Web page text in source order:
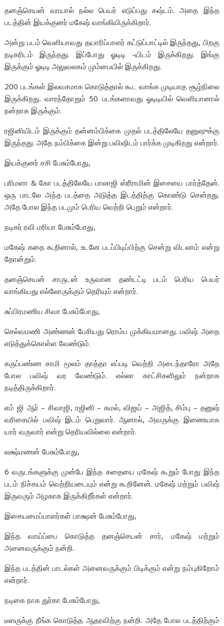
தனஞ்செயன் வாயால் நல்ல பெயர் எடுப்பது கஷ்டம். அதை இந்த
படத்தின் இயக்குனர் மகேஷ் வாங்கியிருக்கிறார்.
அன்று படம் வெளியாவது தயாரிப்பாளர் கட்டுப்பாட்டில் இருந்தது, பிறகு
நடிகரிடம் இருந்தது. இப்போது ஓடிடி -யிடம் இருக்கிறது. இங்கு
இருக்கும் ஓடிடி அலுவலகம் மும்பையில் இருக்கிறது.
200 படங்கள் இலவசமாக கொடுத்தால் கூட வாங்க முடியாத சூழ்நிலை
இருக்கிறது. வாரந்தோறும் 50 படங்களாவது ஓடிடியில் வெளியானால்
நன்றாக இருக்கும்.
ரஜினியிடம் இருக்கும் தன்னம்பிக்கை முதல் படத்திலேயே தனுஷுக்கு
இருந்தது. அதே நம்பிக்கை இன்று பவிஷிடம் பார்க்க முடிகிறது என்றார்.
இயக்குனர் சசி பேசும்போது,
பரிமளா & கோ படத்திலேயே பாலாஜி ஸ்ரீராமின் இசையை பார்த்தேன்.
ஒரு பாடலே அந்த படத்தை அடுத்த இடத்திற்கு கொண்டு சென்றது.
அதே போல இந்த படமும் பெரிய வெற்றி பெறும் என்றார்.
நடிகர் ரவி மரியா பேசும்போது,
மகேஷ் கதை கூறினால், உடனே படப்பிடிப்பிற்கு சென்று விடலாம் என்று
தோன்றும்.
தனஞ்செயன் சாருடன் உருவான தண்டட்டி படம் பெரிய பெயர்
வாங்கியது எல்லோருக்கும் தெரியும் என்றார்.
சுப்பிரமணிய சிவா பேசும்போது,
செல்வமணி அண்ணன் பேசியது ரொம்ப முக்கியமானது. பவிஷ் அதை
எடுத்துக்கொள்ள வேண்டும்.
கருப்பண்ண சாமி மூலம் தாத்தா எப்படி வெற்றி அடைந்தாரோ அதே
போல பவிஷ் வர வேண்டும். எல்லா காட்சிகளிலும் நன்றாக
நடித்திருக்கிறார்.
எம் ஜி ஆர் – சிவாஜி, ரஜினி – கமல், விஜய் – அஜித், சிம்பு – தனுஷ்
வரிசையில் பவிஷ் இடம் பெறுவார். ஆனால், அவருக்கு இணையாக
யார் வருவார் என்று தெரியவில்லை என்றார்.
லக்ஷ்மணன் பேசும்போது,
6 வருடங்களுக்கு முன்பே இந்த கதையை மகேஷ் கூறும் போது இந்த
படம் நிச்சயம் வெற்றியடையும் என்று கூறினேன். மகேஷ் மற்றும் பவிஷ்
இருவரும் அழகாக இருக்கிறீர்கள் என்றார்.
இசையமைப்பாளர்கள் பாக்ஷன் பேசும்போது,
இந்த வாய்ப்பை கொடுத்த தனஞ்செயன் சார், மகேஷ் மற்றும்
அனைவருக்கும் நன்றி.
இந்த படத்தின் பாடல்கள் அனைவருக்கும் பிடிக்கும் என்று நம்புகிறோம்
என்றார்.
நடிகை நாக துர்கா பேசும்போது,
டீஸருக்கு நீங்க கொடுத்த ஆதரவிற்கு நன்றி. அதே போல படத்திற்கும்